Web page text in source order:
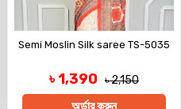
Semi Moslin Silk saree TS-5035
৳ 1,390 ৳ 2,150